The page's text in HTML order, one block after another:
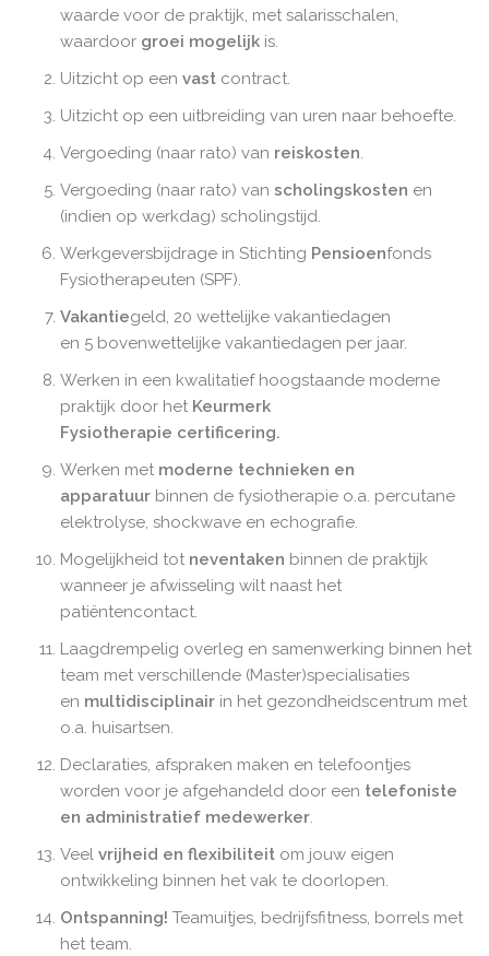
waarde voor de praktijk, met salarisschalen,
waardoor groei mogelijk is.
Uitzicht op een vast contract.
Uitzicht op een uitbreiding van uren naar behoefte.
Vergoeding (naar rato) van reiskosten.
Vergoeding (naar rato) van scholingskosten en
(indien op werkdag) scholingstijd.
Werkgeversbijdrage in Stichting Pensioenfonds
Fysiotherapeuten (SPF).
Vakantiegeld, 20 wettelijke vakantiedagen
en 5 bovenwettelijke vakantiedagen per jaar.
Werken in een kwalitatief hoogstaande moderne
praktijk door het Keurmerk
Fysiotherapie certificering.
Werken met moderne technieken en
apparatuur binnen de fysiotherapie o.a. percutane
elektrolyse, shockwave en echografie.
Mogelijkheid tot neventaken binnen de praktijk
wanneer je afwisseling wilt naast het
patiëntencontact.
Laagdrempelig overleg en samenwerking binnen het
team met verschillende (Master)specialisaties
en multidisciplinair in het gezondheidscentrum met
o.a. huisartsen.
Declaraties, afspraken maken en telefoontjes
worden voor je afgehandeld door een telefoniste
en administratief medewerker.
Veel vrijheid en flexibiliteit om jouw eigen
ontwikkeling binnen het vak te doorlopen.
Ontspanning! Teamuitjes, bedrijfsfitness, borrels met
het team.